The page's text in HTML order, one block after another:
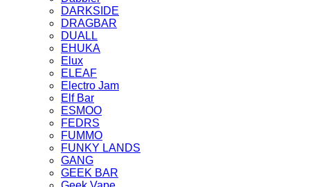
DARKSIDE
DRAGBAR
DUALL
EHUKA
Elux
ELEAF
Electro Jam
Elf Bar
ESMOO
FEDRS
FUMMO
FUNKY LANDS
GANG
GEEK BAR